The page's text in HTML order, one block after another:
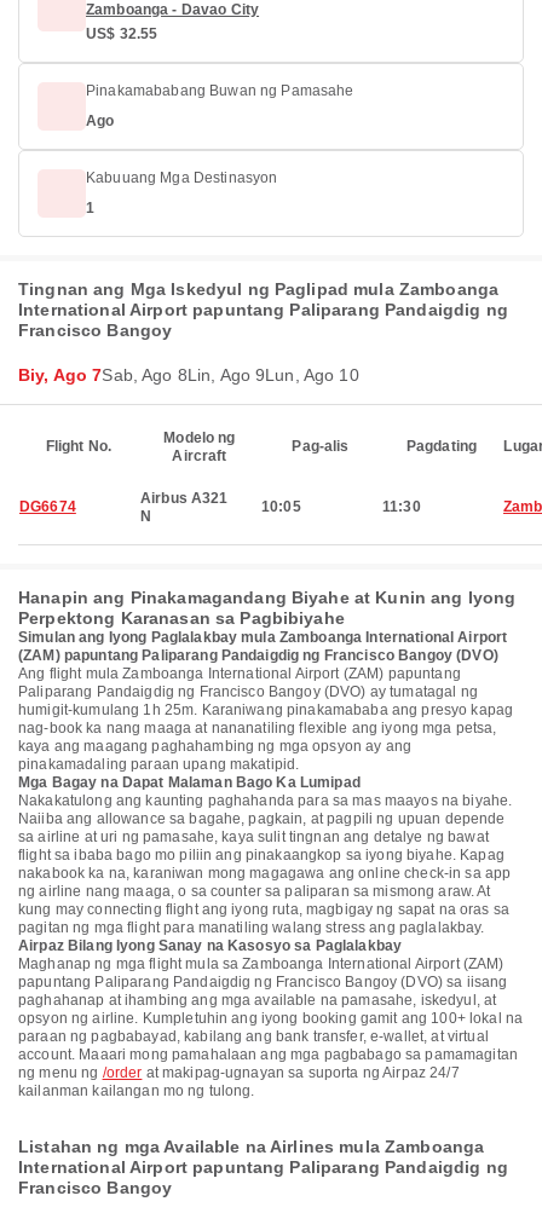
Zamboanga - Davao City
US$ 32.55
Pinakamababang Buwan ng Pamasahe
Ago
Kabuuang Mga Destinasyon
1
Tingnan ang Mga Iskedyul ng Paglipad mula Zamboanga
International Airport papuntang Paliparang Pandaigdig ng
Francisco Bangoy
Biy, Ago 7Sab, Ago 8Lin, Ago 9Lun, Ago 10
Flight No.
Modelo ng
Aircraft
Pag-alis Pagdating
DG6674
Airbus A321
N
10:05 11:30
Hanapin ang Pinakamagandang Biyahe at Kunin ang Iyong
Perpektong Karanasan sa Pagbibiyahe
Simulan ang Iyong Paglalakbay mula Zamboanga International Airport
(ZAM) papuntang Paliparang Pandaigdig ng Francisco Bangoy (DVO)
Ang flight mula Zamboanga International Airport (ZAM) papuntang
Paliparang Pandaigdig ng Francisco Bangoy (DVO) ay tumatagal ng
humigit-kumulang 1h 25m. Karaniwang pinakamababa ang presyo kapag
nag-book ka nang maaga at nananatiling flexible ang iyong mga petsa,
kaya ang maagang paghahambing ng mga opsyon ay ang
pinakamadaling paraan upang makatipid.
Mga Bagay na Dapat Malaman Bago Ka Lumipad
Nakakatulong ang kaunting paghahanda para sa mas maayos na biyahe.
Naiiba ang allowance sa bagahe, pagkain, at pagpili ng upuan depende
sa airline at uri ng pamasahe, kaya sulit tingnan ang detalye ng bawat
flight sa ibaba bago mo piliin ang pinakaangkop sa iyong biyahe. Kapag
nakabook ka na, karaniwan mong magagawa ang online check-in sa app
ng airline nang maaga, o sa counter sa paliparan sa mismong araw. At
kung may connecting flight ang iyong ruta, magbigay ng sapat na oras sa
pagitan ng mga flight para manatiling walang stress ang paglalakbay.
Airpaz Bilang Iyong Sanay na Kasosyo sa Paglalakbay
Maghanap ng mga flight mula sa Zamboanga International Airport (ZAM)
papuntang Paliparang Pandaigdig ng Francisco Bangoy (DVO) sa iisang
paghahanap at ihambing ang mga available na pamasahe, iskedyul, at
opsyon ng airline. Kumpletuhin ang iyong booking gamit ang 100+ lokal na
paraan ng pagbabayad, kabilang ang bank transfer, e-wallet, at virtual
account. Maaari mong pamahalaan ang mga pagbabago sa pamamagitan
ng menu ng /order at makipag-ugnayan sa suporta ng Airpaz 24/7
kailanman kailangan mo ng tulong.
Listahan ng mga Available na Airlines mula Zamboanga
International Airport papuntang Paliparang Pandaigdig ng
Francisco Bangoy